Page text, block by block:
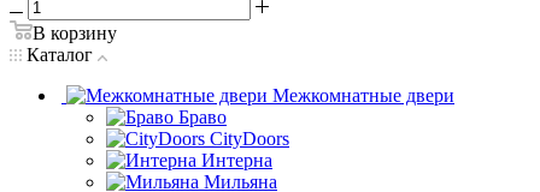
В корзину
Каталог
Межкомнатные двери
Браво
CityDoors
Интерна
Мильяна